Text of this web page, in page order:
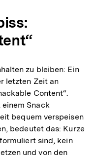
zu bleiben: Ein
letzten Zeit an
Content“.
Snack
bequem verspeisen
bedeutet das: Kurze
sind, kein
und von den